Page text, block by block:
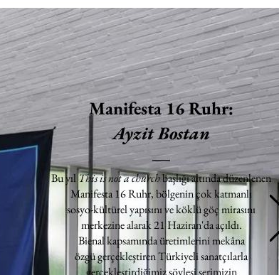
Manifesta 16 Ruhr:
Ayzit Bostan
Bu yılThis is not a churchbaşlığı altında düzenlenen
Manifesta 16 Ruhr, bölgenin çok katmanlı
sosyo-kültürel yapısını ve köklü göç mirasını
merkezine alarak 21 Haziran'da açıldı.
Bienal kapsamında üretimlerini mekâna
özgü gerçekleştiren Türkiyeli sanatçılarla
gerçekleştirdiğimiz söyleşi serimizin